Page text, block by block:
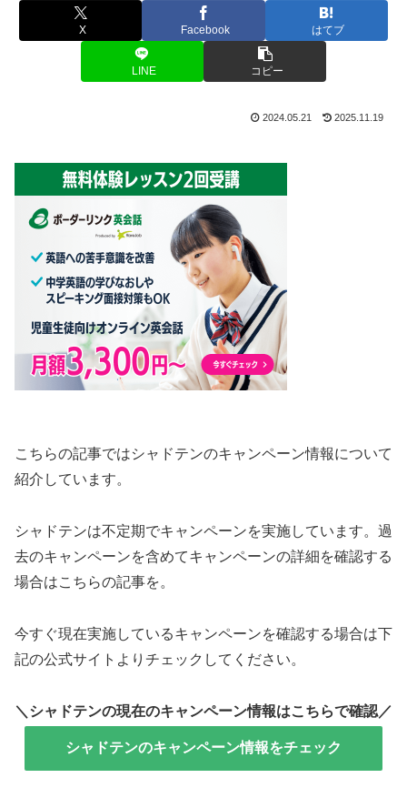
X Facebook はてブ
LINE コピー
2024.05.21 2025.11.19
こちらの記事ではシャドテンのキャンペーン情報について
紹介しています。
シャドテンは不定期でキャンペーンを実施しています。過
去のキャンペーンを含めてキャンペーンの詳細を確認する
場合はこちらの記事を。
今すぐ現在実施しているキャンペーンを確認する場合は下
記の公式サイトよりチェックしてください。
＼シャドテンの現在のキャンペーン情報はこちらで確認／
シャドテンのキャンペーン情報をチェック